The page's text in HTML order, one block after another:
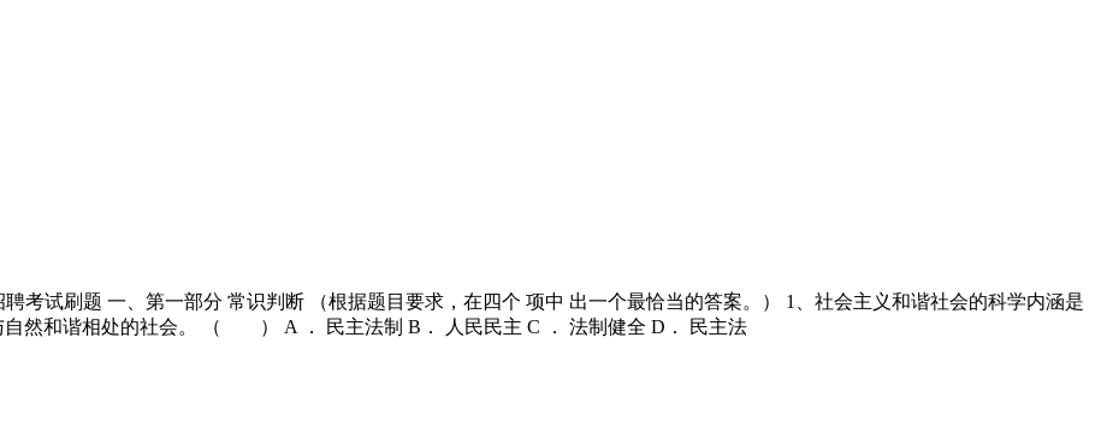
考试刷题 一、第一部分 常识判断 （根据题目要求，在四个 项中 出一个最恰当的答案。） 1、社会主义和谐社会的科学内涵是
自然和谐相处的社会。 （ ） A ． 民主法制 B． 人民民主 C ． 法制健全 D． 民主法